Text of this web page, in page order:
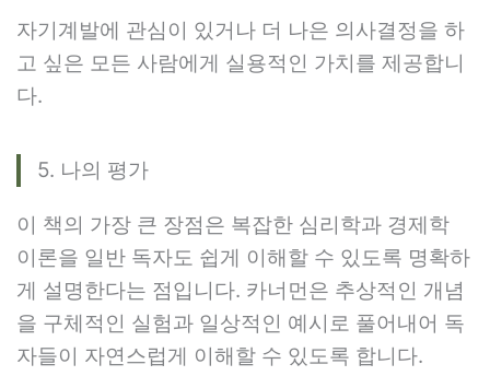
자기계발에 관심이 있거나 더 나은 의사결정을 하
고 싶은 모든 사람에게 실용적인 가치를 제공합니
다.
5. 나의 평가
이 책의 가장 큰 장점은 복잡한 심리학과 경제학
이론을 일반 독자도 쉽게 이해할 수 있도록 명확하
게 설명한다는 점입니다. 카너먼은 추상적인 개념
을 구체적인 실험과 일상적인 예시로 풀어내어 독
자들이 자연스럽게 이해할 수 있도록 합니다.